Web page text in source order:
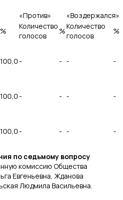
«Против»
«Воздержался»
%
Количество
голосов
%
Количество
голосов
%
100,0- - - -
100,0- - - -
100,0- - - -
по седьмому вопросу
комиссию Общества
Евгеньевна, Жданова
Людмила Васильевна.